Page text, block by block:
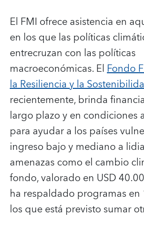
El FMI ofrece asistencia en
en los que las políticas
entrecruzan con las políticas
macroeconómicas. ElFondo
la Resiliencia y la
recientemente, brinda
largo plazo y en condiciones
para ayudar a los países
ingreso bajo y mediano a
amenazas como el cambio
fondo, valorado en USD
ha respaldado programas en
los que está previsto sumar